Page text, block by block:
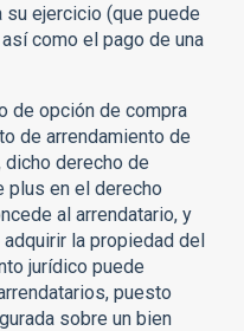
su ejercicio (que puede
como el pago de una
de opción de compra
de arrendamiento de
derecho de
plus en el derecho
al arrendatario, y
la propiedad del
jurídico puede
puesto
sobre un bien